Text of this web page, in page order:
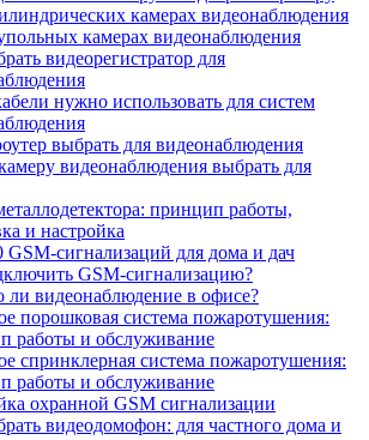
камерах видеонаблюдения
камерах видеонаблюдения
видеорегистратор для
нужно использовать для систем
выбрать для видеонаблюдения
видеонаблюдения выбрать для
принцип работы,
и настройка
сигнализаций для дома и дач
GSM-сигнализацию?
ли видеонаблюдение в офисе?
порошковая система пожаротушения:
работы и обслуживание
спринклерная система пожаротушения:
работы и обслуживание
охранной GSM сигнализации
видеодомофон: для частного дома и